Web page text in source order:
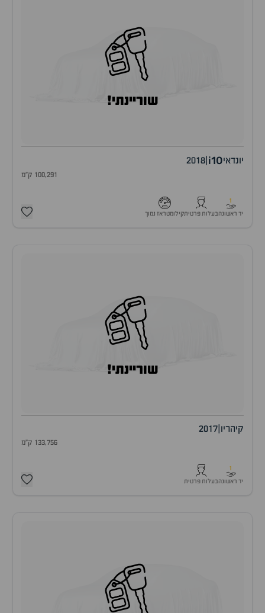
שוריינתי!
יונדאיi10
2018
100,291 ק"מ
1
יד ראשונהבעלות פרטיתקילומטראז נמוך
שוריינתי!
קיהריו 2017
133,756 ק"מ
1
יד ראשונהבעלות פרטית